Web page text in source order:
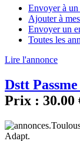
Envoyer à un
Ajouter à
Envoyer un
Toutes les
Lire l'annonce
Dstt
Prix : 30.00